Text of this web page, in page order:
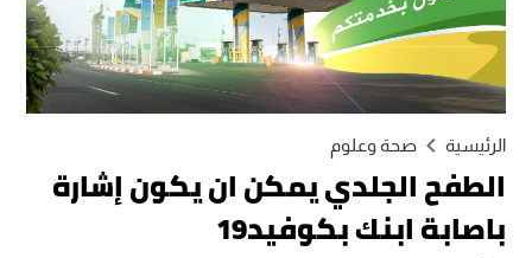
الرئيسية صحة وعلوم
الطفح الجلدي يمكن ان يكون إشارة
باصابة ابنك بكوفيد19